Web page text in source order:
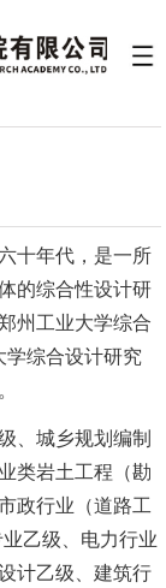
十年代，是一所
的综合性设计研
州工业大学综合
学综合设计研究
、城乡规划编制
类岩土工程（勘
政行业（道路工
乙级、电力行业
计乙级、建筑行